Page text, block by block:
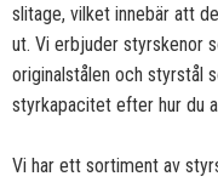
slitage, vilket innebär att
ut. Vi erbjuder styrskenor
originalstålen och styrstål
styrkapacitet efter hur du
Vi har ett sortiment av